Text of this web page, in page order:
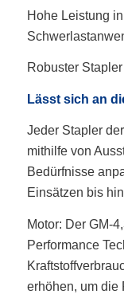
Hohe Leistung
Robuster
Lässt sich an
Jeder Stapler
mithilfe von
Bedürfnisse
Einsätzen bis
Motor: Der GM-
Performance
erhöhen, um die